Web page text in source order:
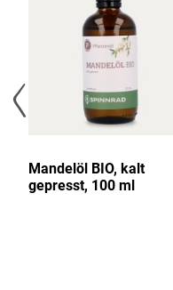
Mandelöl BIO, kalt
gepresst, 100 ml